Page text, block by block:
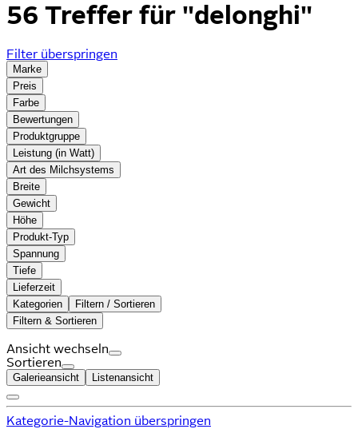
56 Treffer für "delonghi"
Filter überspringen
Marke
Preis
Farbe
Bewertungen
Produktgruppe
Leistung (in Watt)
Art des Milchsystems
Breite
Gewicht
Höhe
Produkt-Typ
Spannung
Tiefe
Lieferzeit
Kategorien
Filtern / Sortieren
Filtern & Sortieren
Ansicht wechseln
Sortieren
Galerieansicht Listenansicht
Kategorie-Navigation überspringen